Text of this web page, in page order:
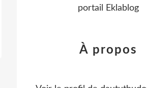
portail Eklablog
À propos